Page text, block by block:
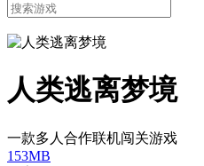
人类逃离梦境
一款多人合作联机闯关游戏
153MB